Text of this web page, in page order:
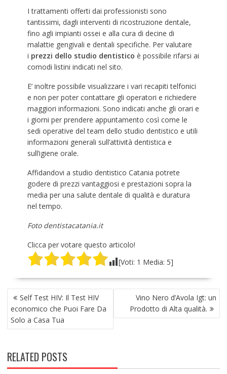
I trattamenti offerti dai professionisti sono
tantissimi, dagli interventi di ricostruzione dentale,
fino agli impianti ossei e alla cura di decine di
malattie gengivali e dentali specifiche. Per valutare
i prezzi dello studio dentistico è possibile rifarsi ai
comodi listini indicati nel sito.
E’ inoltre possibile visualizzare i vari recapiti telfonici
e non per poter contattare gli operatori e richiedere
maggiori informazioni. Sono indicati anche gli orari e
i giorni per prendere appuntamento così come le
sedi operative del team dello studio dentistico e utili
informazioni generali sull’attività dentistica e
sull’igiene orale.
Affidandovi a studio dentistico Catania potrete
godere di prezzi vantaggiosi e prestazioni sopra la
media per una salute dentale di qualità e duratura
nel tempo.
Foto dentistacatania.it
Clicca per votare questo articolo!
[Voti: 1 Media: 5]
NAVIGAZIONE
ARTICOLI
Self Test HIV: Il Test HIV
economico che Puoi Fare Da
Solo a Casa Tua
Vino Nero d’Avola Igt: un
Prodotto di Alta qualità.
RELATED POSTS